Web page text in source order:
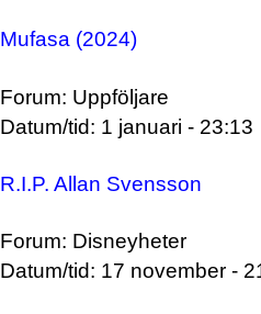
Mufasa (2024)
Forum: Uppföljare
Datum/tid: 1 januari - 23:13
R.I.P. Allan Svensson
Forum: Disneyheter
Datum/tid: 17 november -